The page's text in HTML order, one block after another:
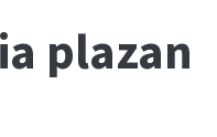
plazan